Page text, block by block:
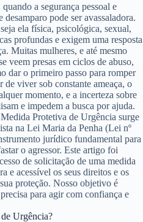
a segurança pessoal e
desamparo pode ser avassaladora.
ela física, psicológica, sexual,
profundas e exigem uma resposta
Muitas mulheres, e até mesmo
veem presas em ciclos de abuso,
dar o primeiro passo para romper
de viver sob constante ameaça, o
momento, e a incerteza sobre
e impedem a busca por ajuda.
Medida Protetiva de Urgência surge
na Lei Maria da Penha (Lei nº
jurídico fundamental para
o agressor. Este artigo foi
de solicitação de uma medida
e acessível os seus direitos e os
proteção. Nosso objetivo é
para agir com confiança e
Urgência?